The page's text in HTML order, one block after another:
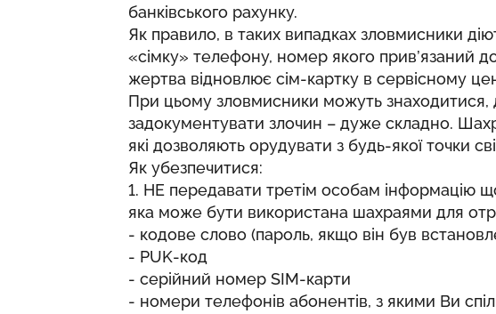
банківського рахунку.
Як правило, в таких випадках зловмисники
«сімку» телефону, номер якого прив’язаний
жертва відновлює сім-картку в сервісному
При цьому зловмисники можуть знаходитися,
задокументувати злочин – дуже складно.
які дозволяють орудувати з будь-якої точки
Як убезпечитися:
1. НЕ передавати третім особам інформацію
яка може бути використана шахраями для
- кодове слово (пароль, якщо він був
- PUK-код
- серійний номер SIM-карти
- номери телефонів абонентів, з якими Ви